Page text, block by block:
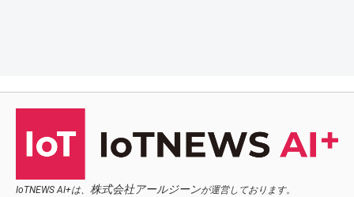
IoTNEWS AI+は、 株式会社アールジーンが運営しております。